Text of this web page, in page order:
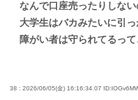
なんで口座売ったりしない
大学生はバカみたいに引
障がい者は守られてるって
38 : 2026/06/05(金) 16:16:34.07